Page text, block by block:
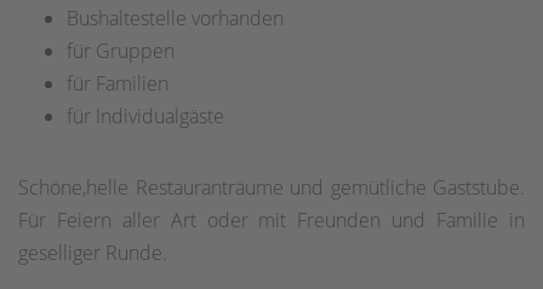
Bushaltestelle vorhanden
für Gruppen
für Familien
für Individualgäste
Schöne,helle Restauranträume und gemütliche Gaststube.
Für Feiern aller Art oder mit Freunden und Familie in
geselliger Runde.